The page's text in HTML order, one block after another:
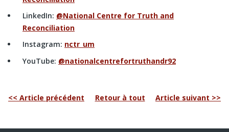
LinkedIn: @National Centre for Truth and
Reconciliation
Instagram: nctr_um
YouTube: @nationalcentrefortruthandr92
<< Article précédent Retour à tout Article suivant >>